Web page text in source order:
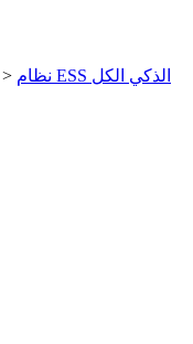
> نظام ESS الذكي الكل